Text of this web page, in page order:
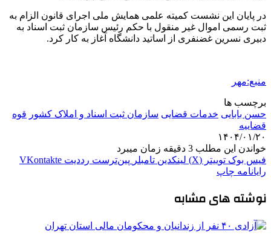
در پایان این نشست کمیته علمی همایش ملی اجرای قانون الزام به
ثبت رسمی اموال غیر منقول با حکم رئیس سازمان ثبت اسناد به
دبیری نسرین غضنفری از اساتید دانشگاه آغاز به کار کرد.
منبع:مهر
برچسب ها
حسن بابایی خدمات قضایی سازمان ثبت اسناد و املاک کشور قوه
قضاییه
۱۴۰۴/۰۱/۲۰
خواندن این مطلب 3 دقیقه زمان میبرد
فیس بوک توییتر (X) لینکدین ‫تامبلر ‫پین‌ترست ‫رددیت ‫VKontakte
رایانامه چاپ
نوشته های مشابه